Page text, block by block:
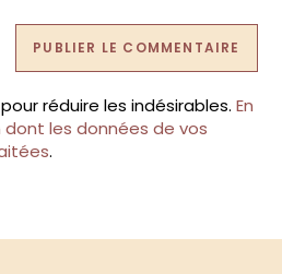
réduire les indésirables.En
dont les données de vos
.